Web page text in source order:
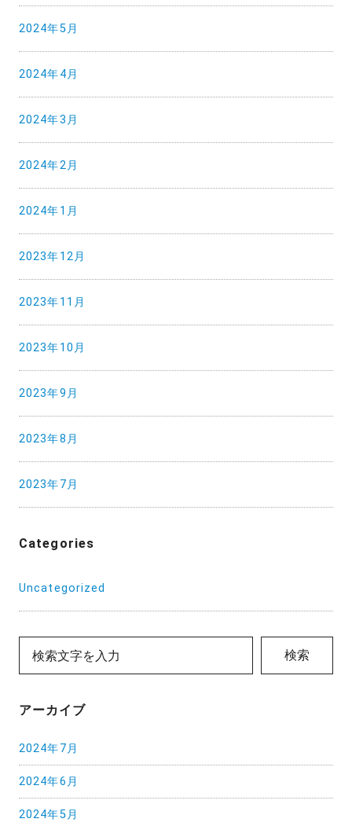
2024年5月
2024年4月
2024年3月
2024年2月
2024年1月
2023年12月
2023年11月
2023年10月
2023年9月
2023年8月
2023年7月
Categories
Uncategorized
検索
アーカイブ
2024年7月
2024年6月
2024年5月